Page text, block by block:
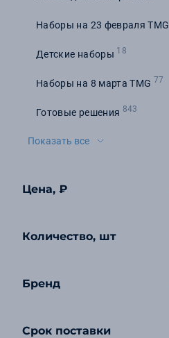
Наборы на 23 февраля TMG
Детские наборы 18
Наборы на 8 марта TMG 77
Готовые решения 843
Показать все
Цена, ₽
Количество, шт
Бренд
Срок поставки